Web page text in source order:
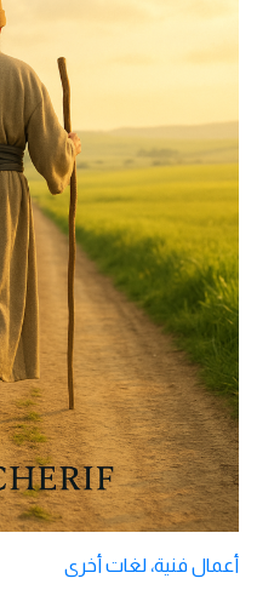
أعمال فنية، لغات أخرى